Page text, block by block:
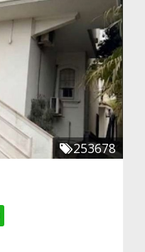
253678